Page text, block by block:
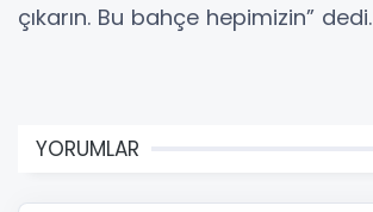
çıkarın. Bu bahçe hepimizin” dedi.
YORUMLAR